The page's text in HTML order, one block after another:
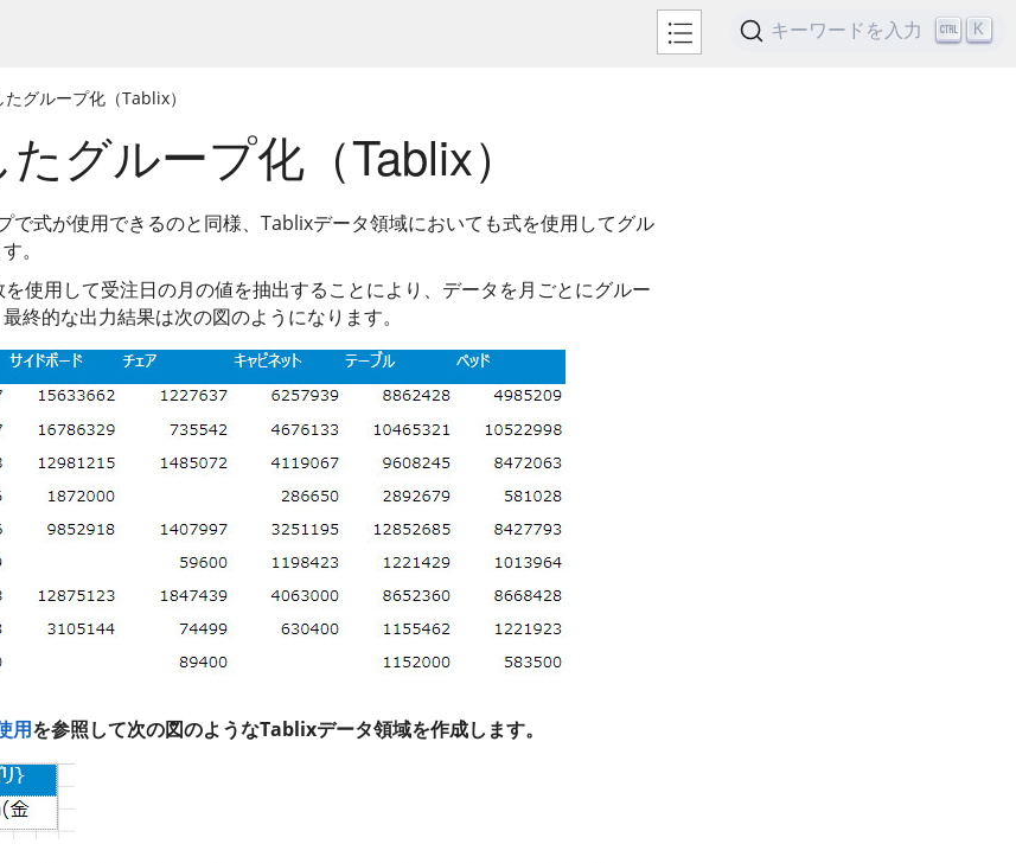
キーワードを入力 K
グループ化（Tablix）
グループ化（Tablix）
で式が使用できるのと同様、Tablixデータ領域においても式を使用してグル
。
使用して受注日の月の値を抽出することにより、データを月ごとにグルー
終的な出力結果は次の図のようになります。
用を参照して次の図のようなTablixデータ領域を作成します。